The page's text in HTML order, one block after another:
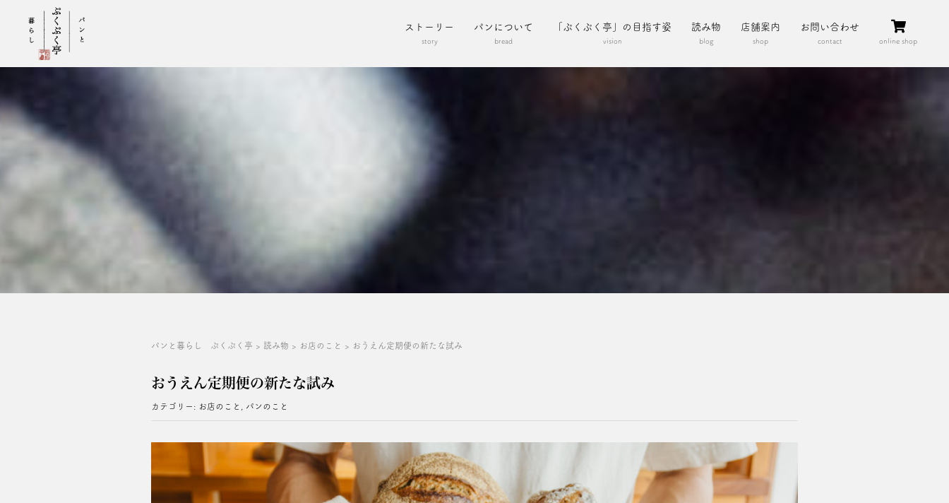
ストーリー
story
パンについて
bread
「ぷくぷく亭」の目指す姿
vision
読み物
blog
店舗案内
shop
お問い合わせ
contact online shop
パンと暮らし ぷくぷく亭 > 読み物 > お店のこと > おうえん定期便の新たな試み
おうえん定期便の新たな試み
カテゴリー: お店のこと パンのこと